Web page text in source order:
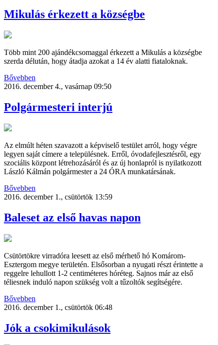
Mikulás érkezett a községbe
Több mint 200 ajándékcsomaggal érkezett a Mikulás a községbe
szerda délután, hogy átadja azokat a 14 év alatti fiataloknak.
Bővebben
2016. december 4., vasárnap 09:50
Polgármesteri interjú
Az elmúlt héten szavazott a képviselő testület arról, hogy végre
legyen saját címere a településnek. Erről, óvodafejlesztésről, egy
szociális központ létrehozásáról és az új honlapról is nyilatkozott
László Kálmán polgármester a 24 ÓRA munkatársának.
Bővebben
2016. december 1., csütörtök 13:59
Baleset az első havas napon
Csütörtökre virradóra leesett az első mérhető hó Komárom-
Esztergom megye területén. Elsősorban a nyugati részt érintette a
reggelre lehullott 1-2 centiméteres hóréteg. Sajnos már az első
téliesnek induló napon szükség volt a tűzoltók segítségére.
Bővebben
2016. december 1., csütörtök 06:48
Jók a csokimikulások